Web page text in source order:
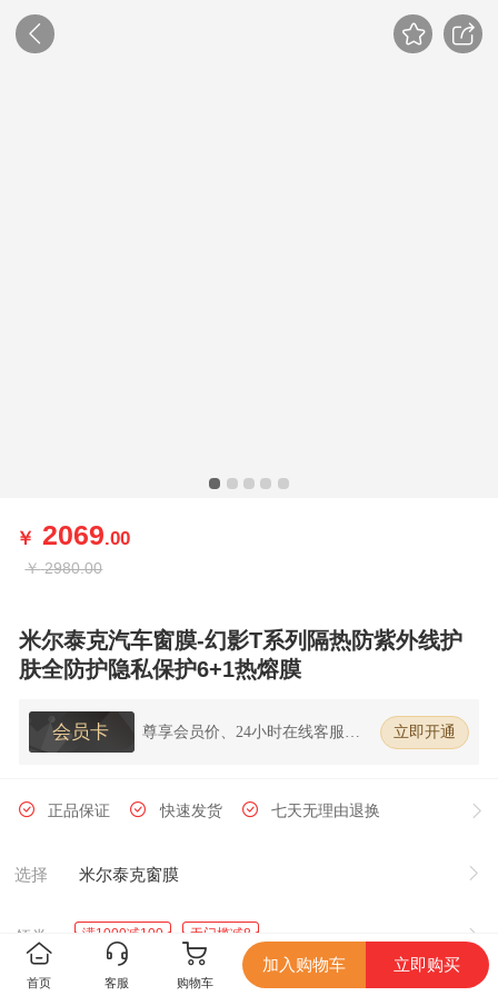
￥ 2069.00
￥ 2980.00
米尔泰克汽车窗膜-幻影T系列隔热防紫外线护
肤全防护隐私保护6+1热熔膜
会员卡
尊享会员价、24小时在线客服、7
立即开通
正品保证 快速发货 七天无理由退换
选择 米尔泰克窗膜
领券 满1000减100 无门槛减8
首页 客服 购物车
加入购物车 立即购买